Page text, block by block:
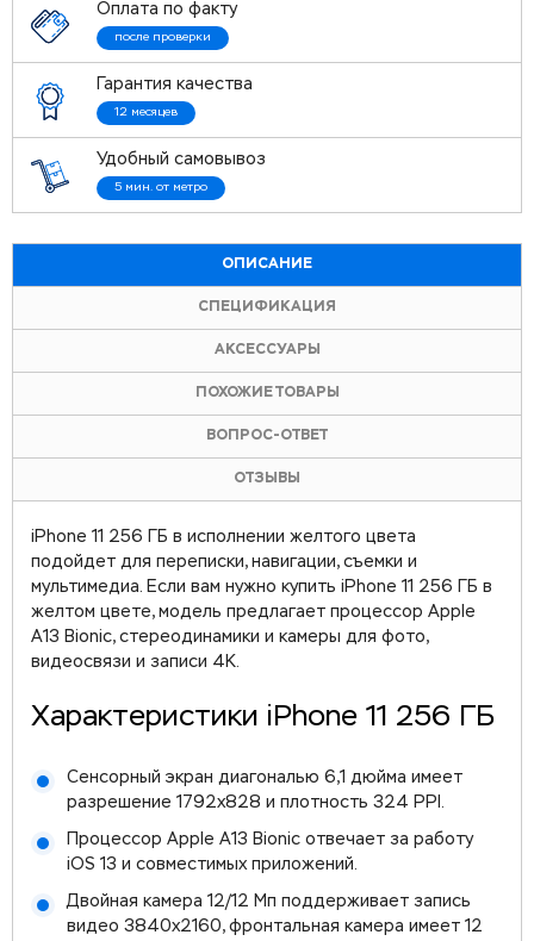
Оплата по факту
после проверки
Гарантия качества
12 месяцев
Удобный самовывоз
5 мин. от метро
ОПИСАНИЕ
СПЕЦИФИКАЦИЯ
АКСЕССУАРЫ
ПОХОЖИЕ ТОВАРЫ
ВОПРОС-ОТВЕТ
ОТЗЫВЫ
iPhone 11 256 ГБ в исполнении желтого цвета
подойдет для переписки, навигации, съемки и
мультимедиа. Если вам нужно купить iPhone 11 256 ГБ в
желтом цвете, модель предлагает процессор Apple
A13 Bionic, стереодинамики и камеры для фото,
видеосвязи и записи 4K.
Характеристики iPhone 11 256 ГБ
Сенсорный экран диагональю 6,1 дюйма имеет
разрешение 1792x828 и плотность 324 PPI.
Процессор Apple A13 Bionic отвечает за работу
iOS 13 и совместимых приложений.
Двойная камера 12/12 Мп поддерживает запись
видео 3840x2160, фронтальная камера имеет 12